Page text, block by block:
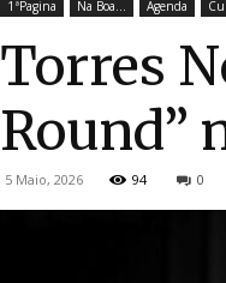
1ªPagina Na Boa... Agenda
Torres
Round”
5 Maio, 2026 94 0